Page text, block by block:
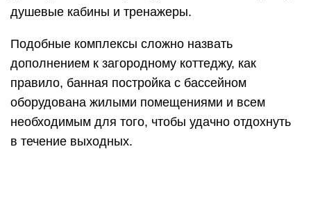
душевые кабины и тренажеры.
Подобные комплексы сложно назвать
дополнением к загородному коттеджу, как
правило, банная постройка с бассейном
оборудована жилыми помещениями и всем
необходимым для того, чтобы удачно отдохнуть
в течение выходных.